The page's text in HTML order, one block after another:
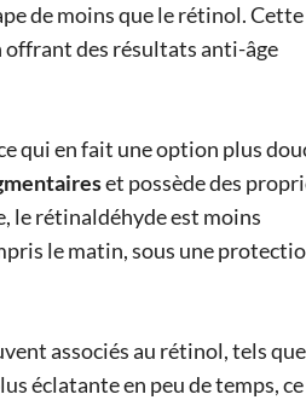
de moins que le rétinol. Cette
des résultats anti-âge
qui en fait une option plus
et possède des
le rétinaldéhyde est moins
le matin, sous une
associés au rétinol, tels
éclatante en peu de temps,